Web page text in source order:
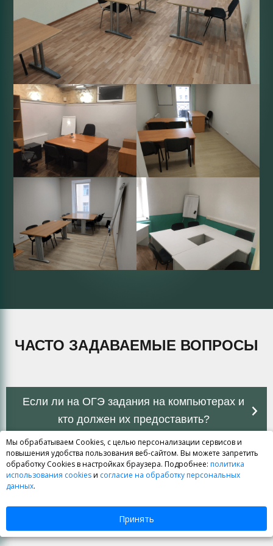
преподавателей — и готов рецепт успеха! Это
подтверждается успешной статистикой наших
выпускников. Среди них можете оказаться и Вы —
просто запишитесь на курсы «В ПАРЕ»!
ЧАСТО ЗАДАВАЕМЫЕ ВОПРОСЫ
Если ли на ОГЭ задания на компьютерах и
кто должен их предоставить?
Где можно посмотреть перевод баллов в
оценку?
ваших курсах информатики?
Мы обрабатываем Cookies, с целью персонализации сервисов и
повышения удобства пользования веб-сайтом. Вы можете запретить
обработку Cookies в настройках браузера. Подробнее: политика
использования cookiesи согласие на обработку персональных
данных.
Принять